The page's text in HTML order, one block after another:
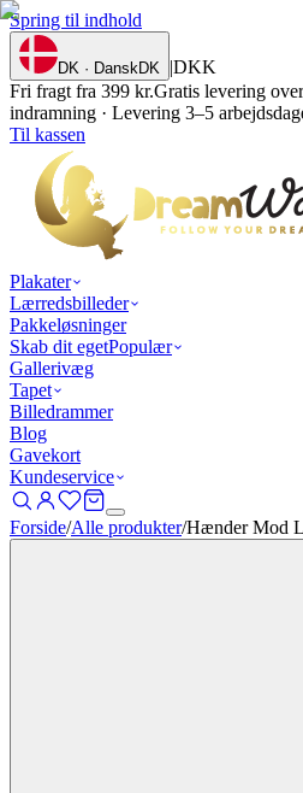
Spring til indhold
DK · DanskDK |DKK
Fri fragt fra 399 kr.Gratis levering
indramning · Levering 3–5
Til kassen
Plakater
Lærredsbilleder
Pakkeløsninger
Skab dit egetPopulær
Gallerivæg
Tapet
Billedrammer
Blog
Gavekort
Kundeservice
Forside/Alle produkter/Hænder Mod